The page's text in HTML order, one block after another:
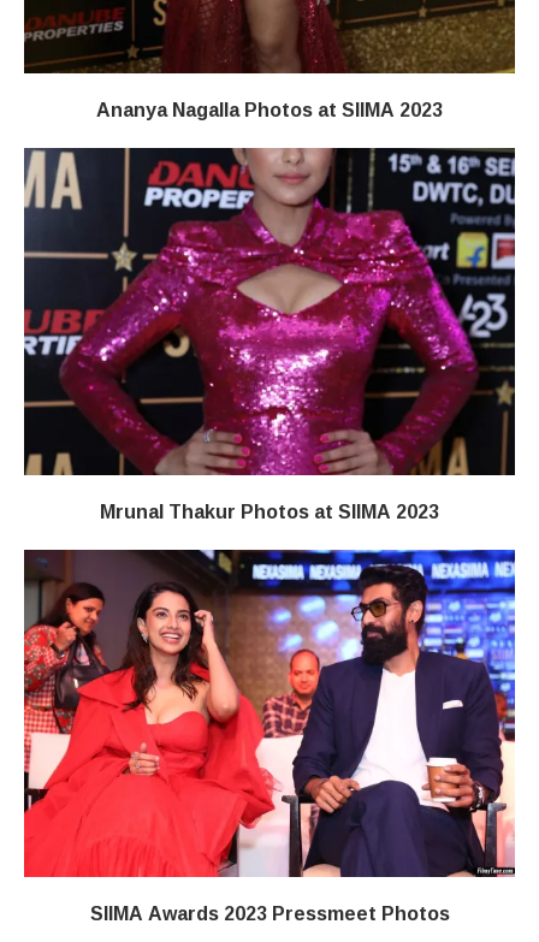
Ananya Nagalla Photos at SIIMA 2023
Mrunal Thakur Photos at SIIMA 2023
SIIMA Awards 2023 Pressmeet Photos